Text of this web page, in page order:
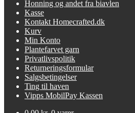
Honning og andet fra biavlen
Kasse
Kontakt Homecrafted.dk
Kurv
Min Konto
Plantefarvet garn
Privatlivspolitik
Returneringsformular
Salgsbetingelser
Ting til haven
Vipps MobilPay Kassen